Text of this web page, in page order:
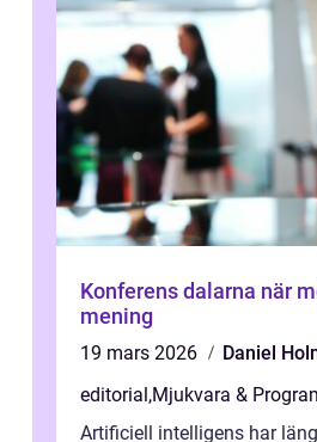
Konferens dalarna när möten får mer
mening
19 mars 2026
Daniel
editorial,Mjukvara &
Artificiell intelligens har